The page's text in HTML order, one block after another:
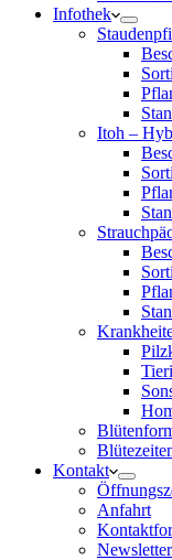
Infothek
Itoh –
Kontakt
Anfahrt
Newsletter